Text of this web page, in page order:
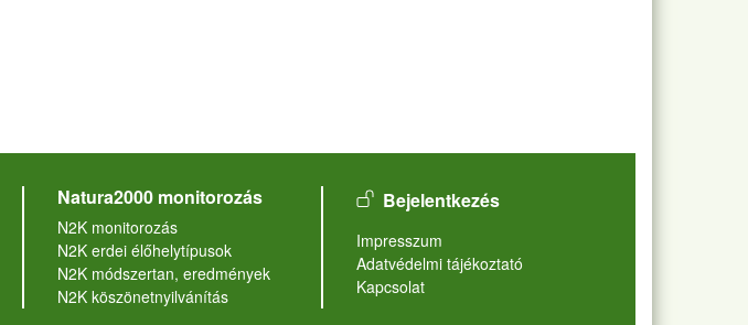
Natura2000 monitorozás
N2K monitorozás
N2K erdei élőhelytípusok
N2K módszertan, eredmények
N2K köszönetnyilvánítás
User account menu
Bejelentkezés
Lábléc
Impresszum
Adatvédelmi tájékoztató
Kapcsolat